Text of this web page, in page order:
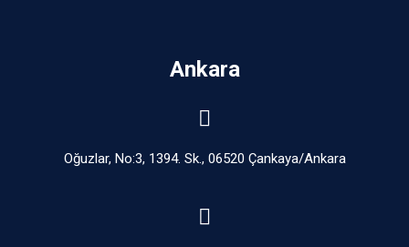
Ankara
Oğuzlar, No:3, 1394. Sk., 06520 Çankaya/Ankara